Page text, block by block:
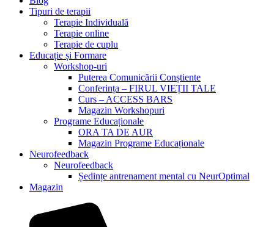
Tipuri de terapii
Terapie Individuală
Terapie online
Terapie de cuplu
Educație și Formare
Workshop-uri
Puterea Comunicării Conștiente
Conferința – FIRUL VIEȚII TALE
Curs – ACCESS BARS
Magazin Workshopuri
Programe Educaționale
ORA TA DE AUR
Magazin Programe Educaționale
Neurofeedback
Neurofeedback
Ședințe antrenament mental cu NeurOptimal
Magazin